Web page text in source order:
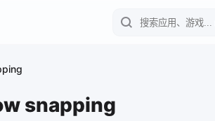
snapping